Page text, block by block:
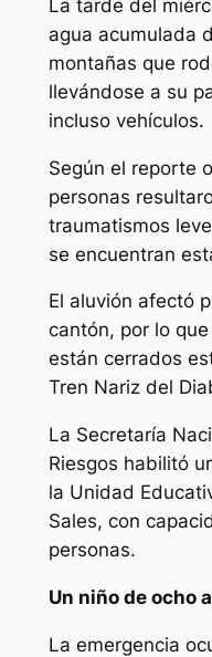
La tarde del
agua acumulada
montañas que
llevándose a su
incluso vehículos.
Según el reporte
personas
traumatismos
se encuentran
El aluvión afectó
cantón, por lo
están cerrados
Tren Nariz del
La Secretaría
Riesgos habilitó
la Unidad
Sales, con
personas.
Un niño de ocho
La emergencia